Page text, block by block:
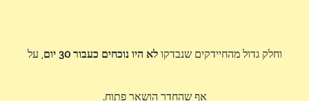
וחלק גדול מהחיידקים שנבדקולא היו נוכחים כעבור 30 יום , על
אף שהחדר הושאר פתוח.